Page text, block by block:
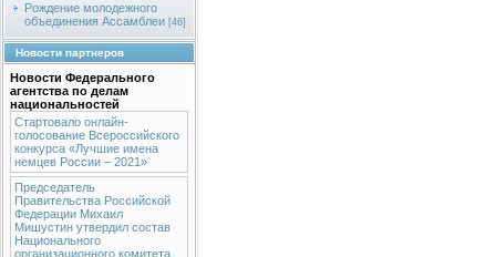
Рождение молодежного
объединения Ассамблеи [46]
Новости партнеров
Новости Федерального
агентства по делам
национальностей
Стартовало онлайн-
голосование Всероссийского
конкурса «Лучшие имена
немцев России – 2021»
Председатель
Правительства Российской
Федерации Михаил
Мишустин утвердил состав
Национального
организационного комитета